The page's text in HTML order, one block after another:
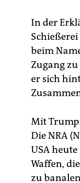
In der
beim
Zugang
er sich
Mit Trump
Die NRA
USA
Waffen,
zu